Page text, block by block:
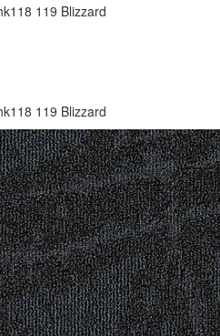
119 Blizzard
119 Blizzard